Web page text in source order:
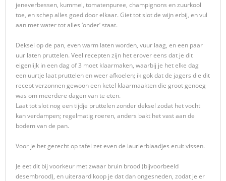
jeneverbessen, kummel, tomatenpuree, champignons en zuurkool
toe, en schep alles goed door elkaar. Giet tot slot de wijn erbij, en vul
aan met water tot alles ‘onder’ staat.
Deksel op de pan, even warm laten worden, vuur laag, en een paar
uur laten pruttelen. Veel recepten zijn het erover eens dat je dit
eigenlijk in een dag of 3 moet klaarmaken, waarbij je het elke dag
een uurtje laat pruttelen en weer afkoelen; ik gok dat de jagers die dit
recept verzonnen gewoon een ketel klaarmaakten die groot genoeg
was om meerdere dagen van te eten.
Laat tot slot nog een tijdje pruttelen zonder deksel zodat het vocht
kan verdampen; regelmatig roeren, anders bakt het vast aan de
bodem van de pan.
Voor je het gerecht op tafel zet even de laurierblaadjes eruit vissen.
Je eet dit bij voorkeur met zwaar bruin brood (bijvoorbeeld
desembrood), en uiteraard koop je dat dan ongesneden, zodat je er